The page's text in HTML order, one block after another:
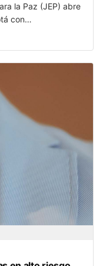
la Paz (JEP) abre
con…